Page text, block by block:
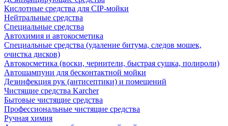
Кислотные средства для CIP-мойки
Нейтральные средства
Специальные средства
Автохимия и автокосметика
Специальные средства (удаление битума, следов мошек,
очистка дисков)
Автокосметика (воски, чернители, быстрая сушка, полироли)
Автошампуни для бесконтактной мойки
Дезинфекция рук (антисептики) и помещений
Чистящие средства Karcher
Бытовые чистящие средства
Профессиональные чистящие средства
Ручная химия